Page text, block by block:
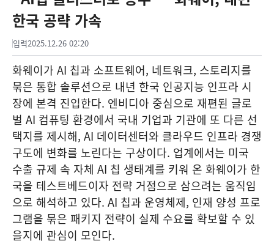
한국 공략 가속
입력2025.12.26 02:20
화웨이가 AI 칩과 소프트웨어, 네트워크, 스토리지를
묶은 통합 솔루션으로 내년 한국 인공지능 인프라 시
장에 본격 진입한다. 엔비디아 중심으로 재편된 글로
벌 AI 컴퓨팅 환경에서 국내 기업과 기관에 또 다른 선
택지를 제시해, AI 데이터센터와 클라우드 인프라 경쟁
구도에 변화를 노린다는 구상이다. 업계에서는 미국
수출 규제 속 자체 AI 칩 생태계를 키워 온 화웨이가 한
국을 테스트베드이자 전략 거점으로 삼으려는 움직임
으로 해석하고 있다. AI 칩과 운영체제, 인재 양성 프로
그램을 묶은 패키지 전략이 실제 수요를 확보할 수 있
을지에 관심이 모인다.